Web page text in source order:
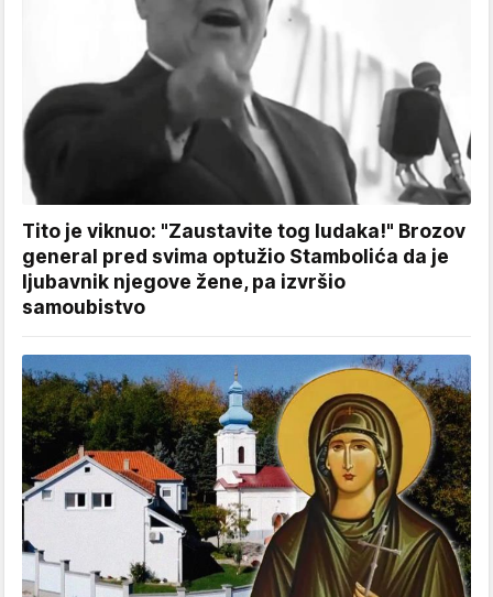
Tito je viknuo: "Zaustavite tog ludaka!" Brozov
general pred svima optužio Stambolića da je
ljubavnik njegove žene, pa izvršio
samoubistvo